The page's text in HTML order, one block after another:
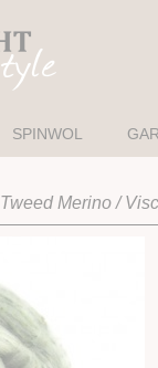
SPINWOL
Tweed Merino /